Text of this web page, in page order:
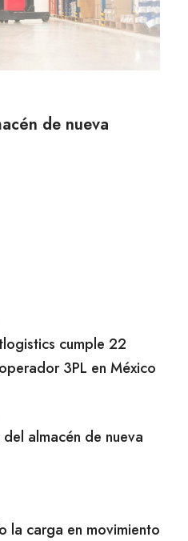
de nueva
cumple 22
3PL en México
almacén de nueva
la carga en movimiento